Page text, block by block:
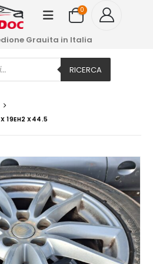
0
Grauita in Italia
RICERCA
19EH2 X44.5